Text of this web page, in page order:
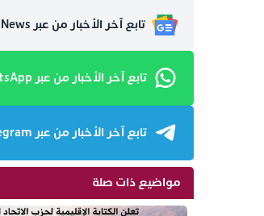
تابع آخر الأخبار من عبر Google News
تابع آخر الأخبار من عبر WhatsApp
تابع آخر الأخبار من عبر Telegram
مواضيع ذات صلة